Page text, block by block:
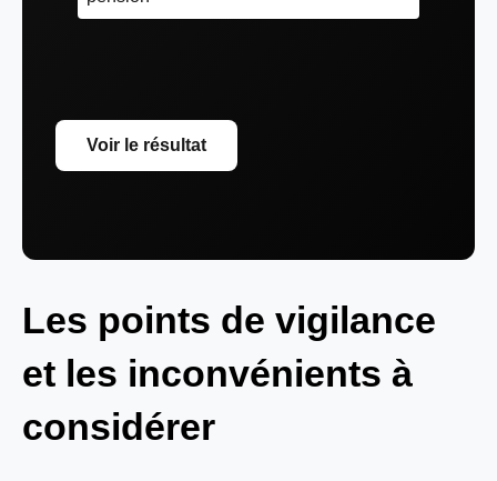
Voir le résultat
Les points de vigilance
et les inconvénients à
considérer